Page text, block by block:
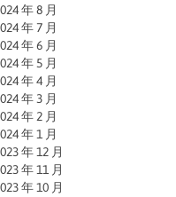
年 8 月
年 7 月
年 6 月
年 5 月
年 4 月
年 3 月
年 2 月
年 1 月
年 12 月
年 11 月
年 10 月